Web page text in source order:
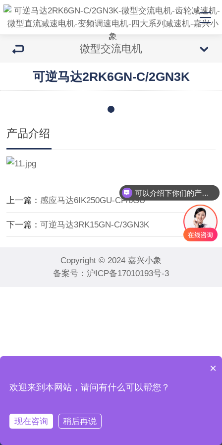
微型交流电机
可逆马达2RK6GN-C/2GN3K
产品介绍
上一篇： 感应马达6IK250GU-CF/6GU
下一篇：可逆马达3RK15GN-C/3GN3K
Copyright © 2024 嘉兴小象
备案号： 沪ICP备17010193号-3
可以介绍下你们的产品么
×
欢迎来到本网站，请问有什么可以帮您？
现在咨询 稍后再说